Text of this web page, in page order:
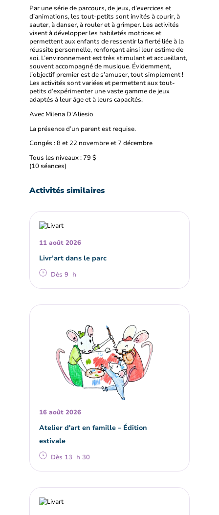
Par une série de parcours, de jeux, d’exercices et
d’animations, les tout-petits sont invités à courir, à
sauter, à danser, à rouler et à grimper. Les activités
visent à développer les habiletés motrices et
permettent aux enfants de ressentir la fierté liée à la
réussite personnelle, renforçant ainsi leur estime de
soi. L’environnement est très stimulant et accueillant,
souvent accompagné de musique. Évidemment,
l’objectif premier est de s’amuser, tout simplement !
Les activités sont variées et permettent aux tout-
petits d’expérimenter une vaste gamme de jeux
adaptés à leur âge et à leurs capacités.
Avec Milena D'Aliesio
La présence d’un parent est requise.
Congés : 8 et 22 novembre et 7 décembre
Tous les niveaux : 79 $
(10 séances)
Activités similaires
11 août 2026
Livr’art dans le parc
Dès 9 h
16 août 2026
Atelier d'art en famille – Édition
estivale
Dès 13 h 30